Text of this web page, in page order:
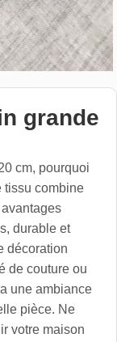
grande
cm, pourquoi
tissu combine
durable et
décoration
de couture ou
une ambiance
pièce. Ne
votre maison